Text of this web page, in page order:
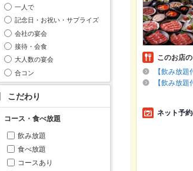
一人で
記念日・お祝い・サプライズ
会社の宴会
接待・会食
大人数の宴会
合コン
こだわり
コース・食べ放題
飲み放題
食べ放題
コースあり
このお店
【飲み放
【飲み放
ネット予